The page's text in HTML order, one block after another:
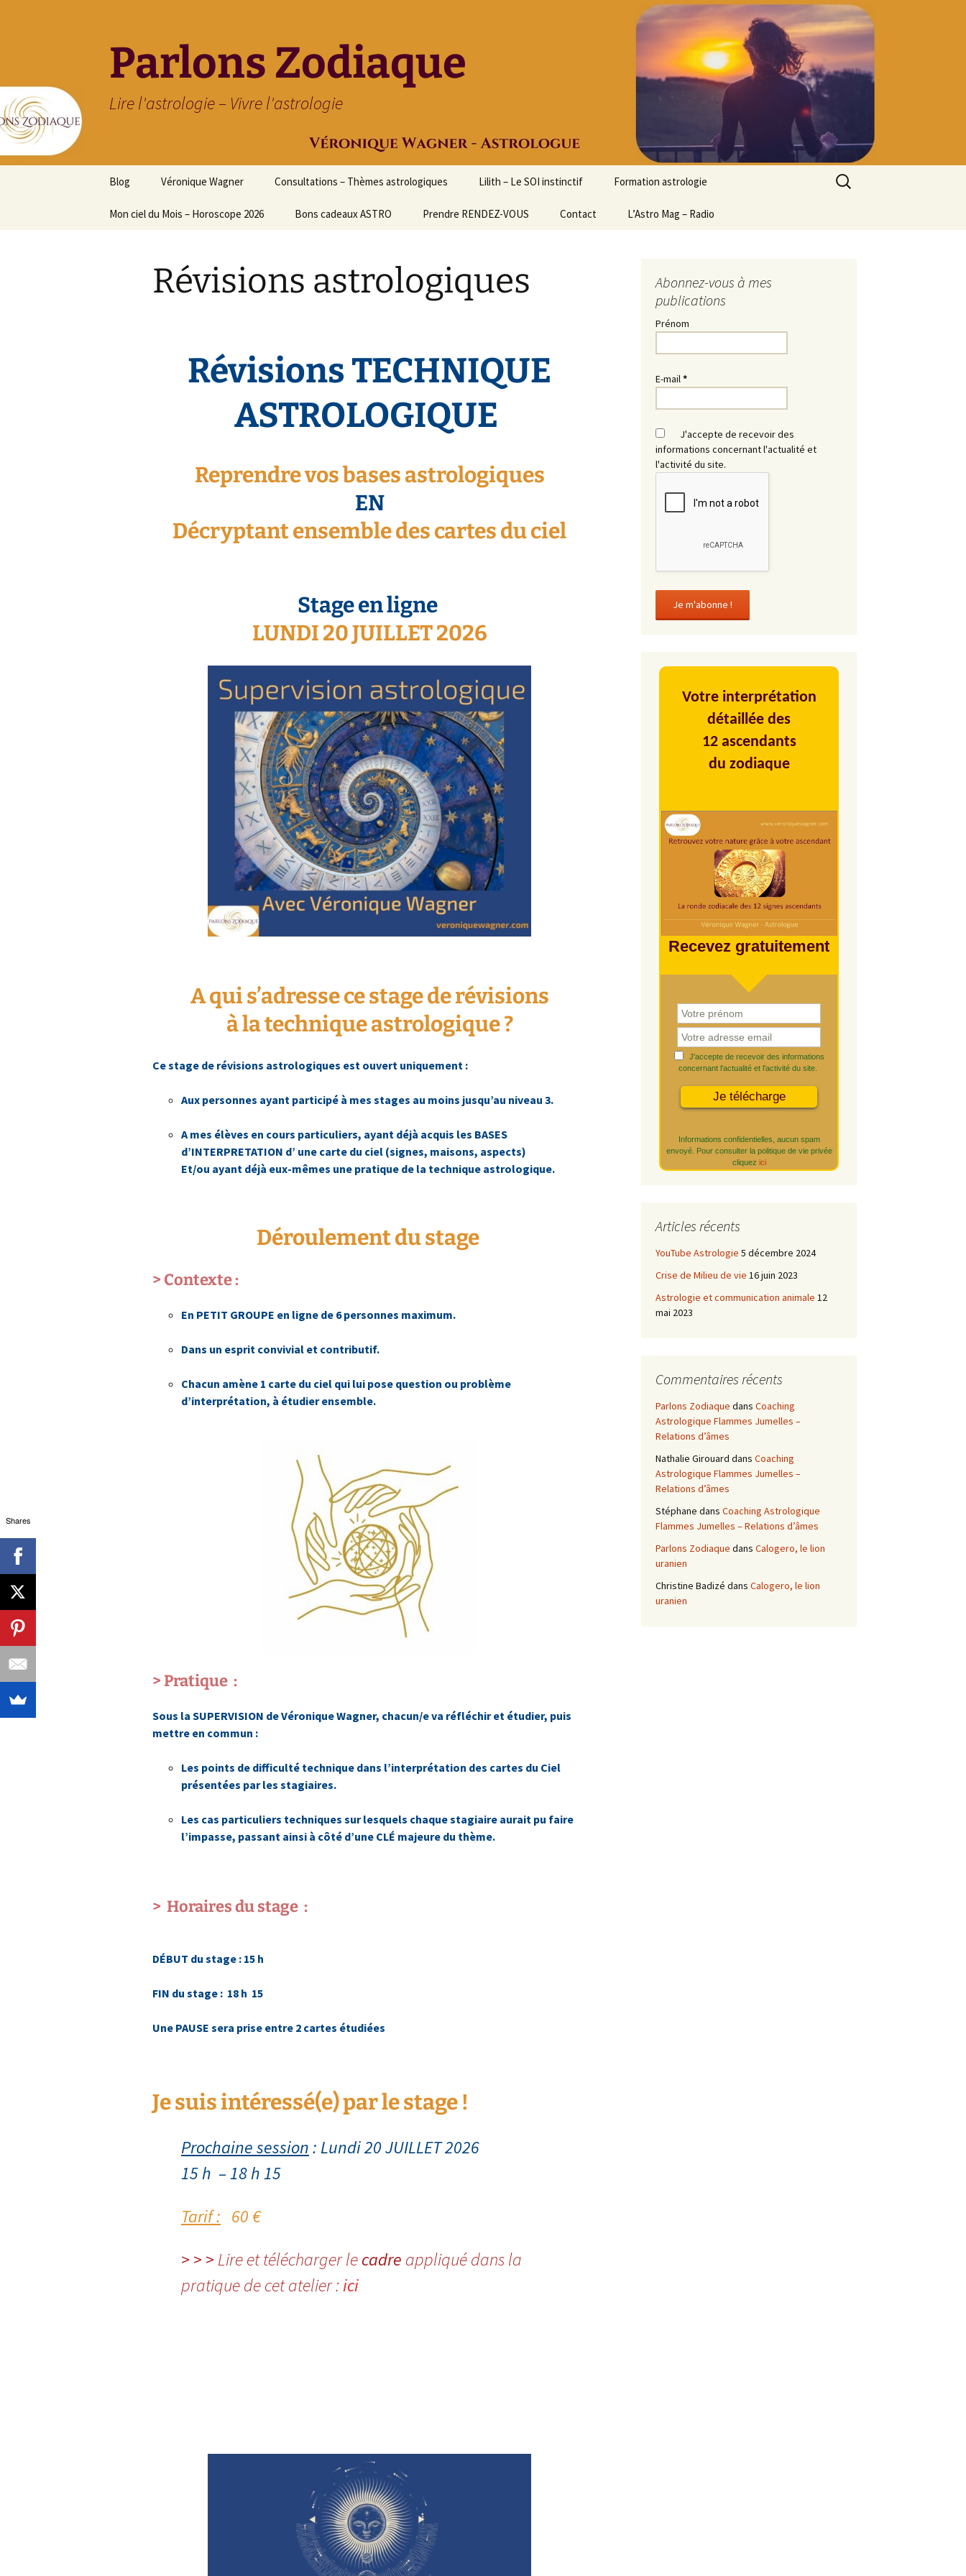
Parlons Zodiaque
Lire l'astrologie – Vivre l'astrologie
contenu
Blog Véronique Wagner Consultations – Thèmes astrologiques Lilith – Le SOI instinctif Formation astrologie
Initiation à l’ASTROLOGIE
Stage découverte
Formation en ligne
Astrologie
Mon ciel du Mois – Horoscope 2026 Bons cadeaux ASTRO Prendre RENDEZ-VOUS Contact L’Astro Mag – Radio
Rechercher :
Révisions astrologiques
Révisions TECHNIQUE
ASTROLOGIQUE
Reprendre vos bases astrologiques
EN
Décryptant ensemble des cartes du ciel
Stage en ligne
LUNDI 20 JUILLET 2026
A qui s’adresse ce stage de révisions
à la technique astrologique ?
Ce stage de révisions astrologiques est ouvert uniquement :
Aux personnes ayant participé à mes stages au moins jusqu’au niveau 3.
A mes élèves en cours particuliers, ayant déjà acquis les BASES
d’INTERPRETATION d’ une carte du ciel (signes, maisons, aspects)
Et/ou ayant déjà eux-mêmes une pratique de la technique astrologique.
Déroulement du stage
> Contexte :
En PETIT GROUPE en ligne de 6 personnes maximum.
Dans un esprit convivial et contributif.
Chacun amène 1 carte du ciel qui lui pose question ou problème
d’interprétation, à étudier ensemble.
> Pratique :
Sous la SUPERVISION de Véronique Wagner, chacun/e va réfléchir et étudier, puis
mettre en commun :
Les points de difficulté technique dans l’interprétation des cartes du Ciel
présentées par les stagiaires.
Les cas particuliers techniques sur lesquels chaque stagiaire aurait pu faire
l’impasse, passant ainsi à côté d’une CLÉ majeure du thème.
> Horaires du stage :
DÉBUT du stage : 15 h
FIN du stage : 18 h 15
Une PAUSE sera prise entre 2 cartes étudiées
Je suis intéressé(e) par le stage !
Prochaine session: Lundi 20 JUILLET 2026
15 h – 18 h 15
Tarif : 60 €
> > > Lire et télécharger lecadre appliqué dans la
pratique de cet atelier :ici
Abonnez-vous à mes
publications
Prénom
E-mail*
J'accepte de recevoir des
informations concernant l'actualité et
l'activité du site.
Votre interprétation
détaillée des
12 ascendants
du zodiaque
Recevez gratuitement
J'accepte de recevoir des informations
concernant l'actualité et l'activité du site.
Informations confidentielles, aucun spam
envoyé. Pour consulter la politique de vie privée
cliquez ici
Articles récents
YouTube Astrologie 5 décembre 2024
Crise de Milieu de vie 16 juin 2023
Astrologie et communication animale 12
mai 2023
Commentaires récents
Parlons Zodiaque dans Coaching
Astrologique Flammes Jumelles –
Relations d’âmes
Nathalie Girouard dans Coaching
Astrologique Flammes Jumelles –
Relations d’âmes
Stéphane dans Coaching Astrologique
Flammes Jumelles – Relations d’âmes
Parlons Zodiaque dans Calogero, le lion
uranien
Christine Badizé dans Calogero, le lion
uranien
Shares